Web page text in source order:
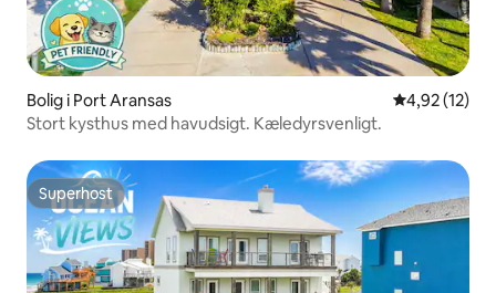
Bolig i Port Aransas 4,92 ud af 5
4,92 (12)
Stort kysthus med havudsigt. Kæledyrsvenligt.
Superhost
Superhost